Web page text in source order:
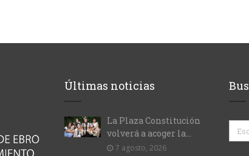
Últimas noticias
La Plaza Constitución
volverá a acoger la...
7 agosto, 2026